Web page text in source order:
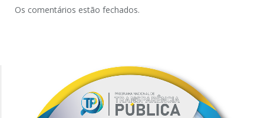
Os comentários estão fechados.